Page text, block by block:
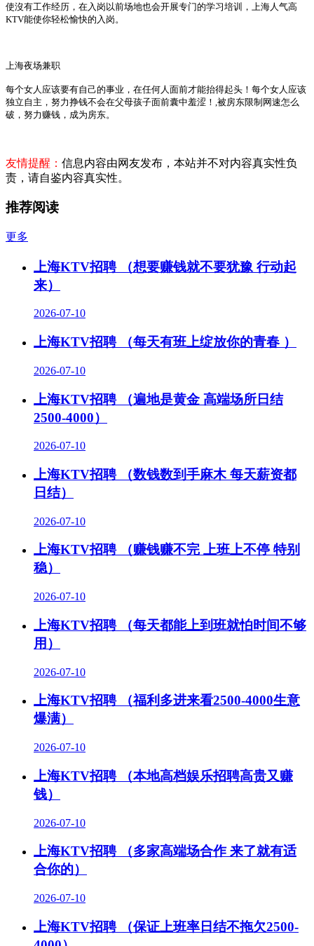
使沒有工作经历，在入岗以前场地也会开展专门的学习培训，上海人气高
KTV能使你轻松愉快的入岗。
上海夜场兼职
每个女人应该要有自己的事业，在任何人面前才能抬得起头！每个女人应该
独立自主，努力挣钱不会在父母孩子面前囊中羞涩！ 被房东限制网速怎么
破，努力赚钱，成为房东。
友情提醒： 信息内容由网友发布，本站并不对内容真实性负
责，请自鉴内容真实性。
推荐阅读
更多
上海KTV招聘 （想要赚钱就不要犹豫 行动起
来）
2026-07-10
上海KTV招聘 （每天有班上绽放你的青春 ）
2026-07-10
上海KTV招聘 （遍地是黄金 高端场所日结
2500-4000）
2026-07-10
上海KTV招聘 （数钱数到手麻木 每天薪资都
日结）
2026-07-10
上海KTV招聘 （赚钱赚不完 上班上不停 特别
稳）
2026-07-10
上海KTV招聘 （每天都能上到班就怕时间不够
用）
2026-07-10
上海KTV招聘 （福利多进来看2500-4000生意
爆满）
2026-07-10
上海KTV招聘 （本地高档娱乐招聘高贵又赚
钱）
2026-07-10
上海KTV招聘 （多家高端场合作 来了就有适
合你的）
2026-07-10
上海KTV招聘 （保证上班率日结不拖欠2500-